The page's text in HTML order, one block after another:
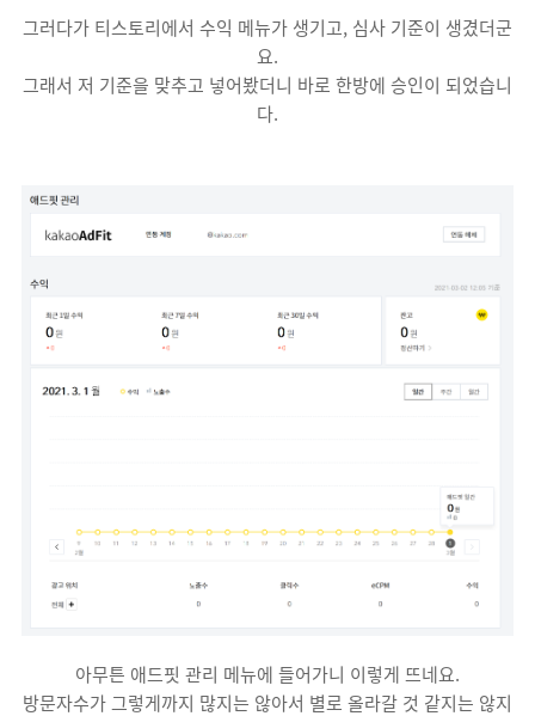
그러다가 티스토리에서 수익 메뉴가 생기고, 심사 기준이 생겼더군
요.
그래서 저 기준을 맞추고 넣어봤더니 바로 한방에 승인이 되었습니
다.
아무튼 애드핏 관리 메뉴에 들어가니 이렇게 뜨네요.
방문자수가 그렇게까지 많지는 않아서 별로 올라갈 것 같지는 않지